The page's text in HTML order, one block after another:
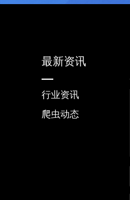
最新资讯
行业资讯
爬虫动态